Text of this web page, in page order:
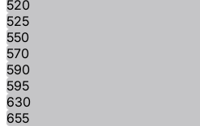
520
525
550
570
590
595
630
655